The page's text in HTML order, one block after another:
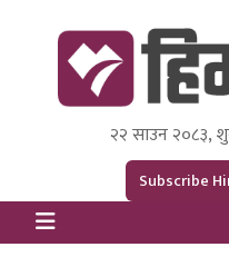
Himal Press
Dot NewsyNepal
२२ साउन २०८३,
Subscribe